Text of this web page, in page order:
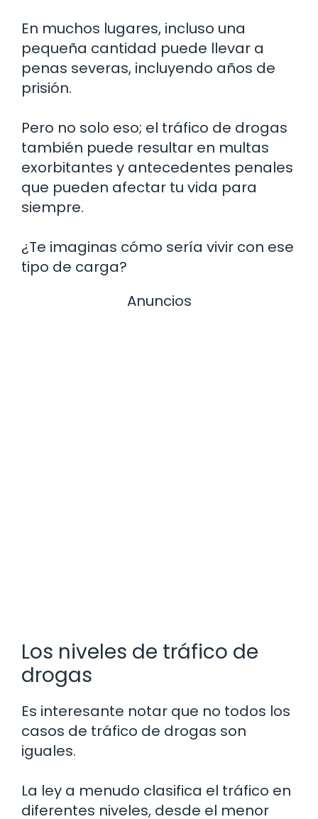
En muchos lugares, incluso una
pequeña cantidad puede llevar a
penas severas, incluyendo años de
prisión.
Pero no solo eso; el tráfico de drogas
también puede resultar en multas
exorbitantes y antecedentes penales
que pueden afectar tu vida para
siempre.
¿Te imaginas cómo sería vivir con ese
tipo de carga?
Anuncios
Los niveles de tráfico de
drogas
Es interesante notar que no todos los
casos de tráfico de drogas son
iguales.
La ley a menudo clasifica el tráfico en
diferentes niveles, desde el menor